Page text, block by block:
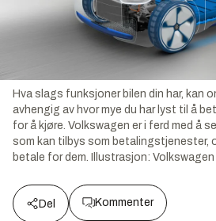
Hva slags funksjoner bilen din har, kan
avhengig av hvor mye du har lyst til å
for å kjøre. Volkswagen er i ferd med å
som kan tilbys som betalingstjenester,
betale for dem.
Illustrasjon: Volkswagen
Del Kommenter